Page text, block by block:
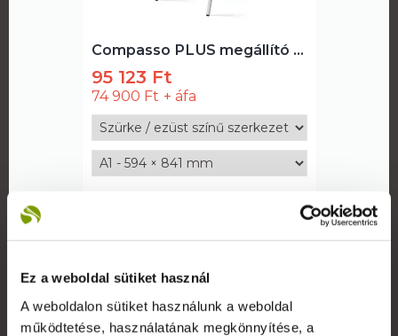
Ez a weboldal sütiket használ
A weboldalon sütiket használunk a weboldal
működtetése, használatának megkönnyítése, a
Compasso PLUS megállító tábla
95 123 Ft
74 900 Ft